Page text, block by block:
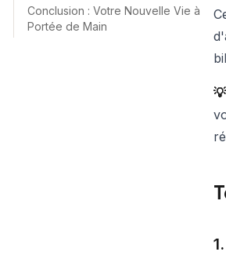
Conclusion : Votre Nouvelle Vie à
Portée de Main